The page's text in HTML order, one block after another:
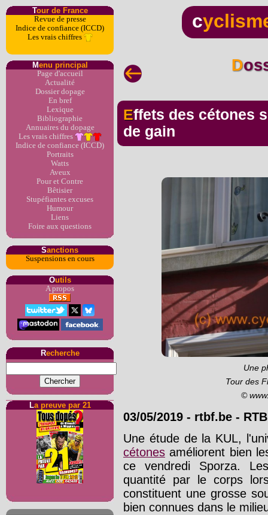
Tour de France
Revue de presse
Indice de confiance (ICCD)
Les vrais chiffres
Menu principal
Page d'accueil
Actualité
Dossier dopage
En bref
Lexique
Bibliographie
Annuaires du dopage
Les vrais chiffres
Indice de confiance (ICCD)
Portraits
Watts
Aveux
Pour et Contre
Bêtisier
Stupéfiantes excuses
Humour
Liens
Foire aux questions
Sanctions
Suspensions en cours
Outils
A propos
Recherche
La preuve par 21
c
Effets des cétones sur les sportifs : jusqu'à 15%
de gain
Une
Tour des
©
03/05/2019 - rtbf.be -
Une étude de la KUL,
cétones améliorent bien
ce vendredi Sporza.
quantité par le corps
constituent une grosse
bien connues dans le